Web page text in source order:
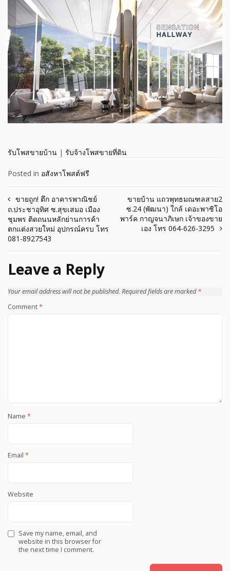
รับโพสขายบ้าน | รับจ้างโพสขายที่ดิน
Posted in อสังหาโพสต์ฟรี
Post
navigation
ขายถูก! ตึก อาคารพาณิชย์
ถ.ประชาอุทิศ ซ.สุขเสมอ เมือง
ชุมพร ติดถนนหลักย่านการค้า
ตกแต่งสวยใหม่ อุปกรณ์ครบ โทร
081-8927543
ขายบ้าน แถวพุทธมณฑลสาย2
ซ.24 (พัฒนา) ใกล้ เดอะพาซิโอ
พาร์ค กาญจนาภิเษก เจ้าของขาย
เอง โทร 064-626-3295
Leave a Reply
Your email address will not be published. Required fields are marked*
Comment*
Name *
Email *
Website
Save my name, email, and
website in this browser for
the next time I comment.